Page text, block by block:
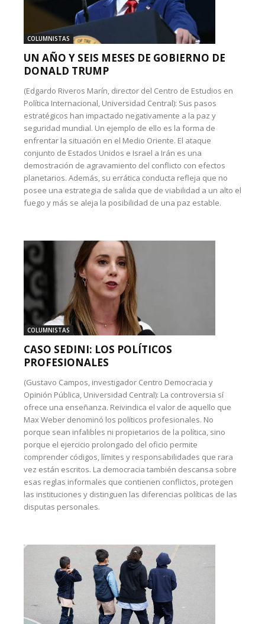
COLUMNISTAS
UN AÑO Y SEIS MESES DE GOBIERNO DE
DONALD TRUMP
(Edgardo Riveros Marín, director del Centro de Estudios en
Política Internacional, Universidad Central): Sus pasos
estratégicos han impactado negativamente a la paz y
seguridad mundial. Un ejemplo de ello es la forma de
enfrentar la situación en el Medio Oriente. El ataque
conjunto de Estados Unidos e Israel a Irán es una
demostración de agravamiento del conflicto con efectos
planetarios. Además, su errática conducta refleja que no
posee una estrategia de salida que de viabilidad a un alto el
fuego y más se aleja la posibilidad de una paz estable.
COLUMNISTAS
CASO SEDINI: LOS POLÍTICOS
PROFESIONALES
(Gustavo Campos, investigador Centro Democracia y
Opinión Pública, Universidad Central): La controversia sí
ofrece una enseñanza. Reivindica el valor de aquello que
Max Weber denominó los políticos profesionales. No
porque sean infalibles ni propietarios de la política, sino
porque el ejercicio prolongado del oficio permite
comprender códigos, límites y responsabilidades que rara
vez están escritos. La democracia también descansa sobre
esas reglas informales que contienen conflictos, protegen
las instituciones y distinguen las diferencias políticas de las
disputas personales.